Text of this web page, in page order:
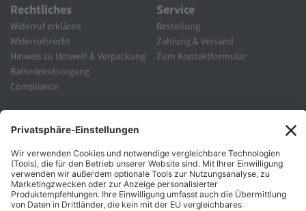
Rechtliches
Widerruf erklären
Widerrufsrecht
Hinweis zu Umwelt & Verpackung
Batterieentsorgung
Compliance
Service
Bestellung
Zahlung & Versand
Zum Kontaktformular
Unternehmen
Karriere